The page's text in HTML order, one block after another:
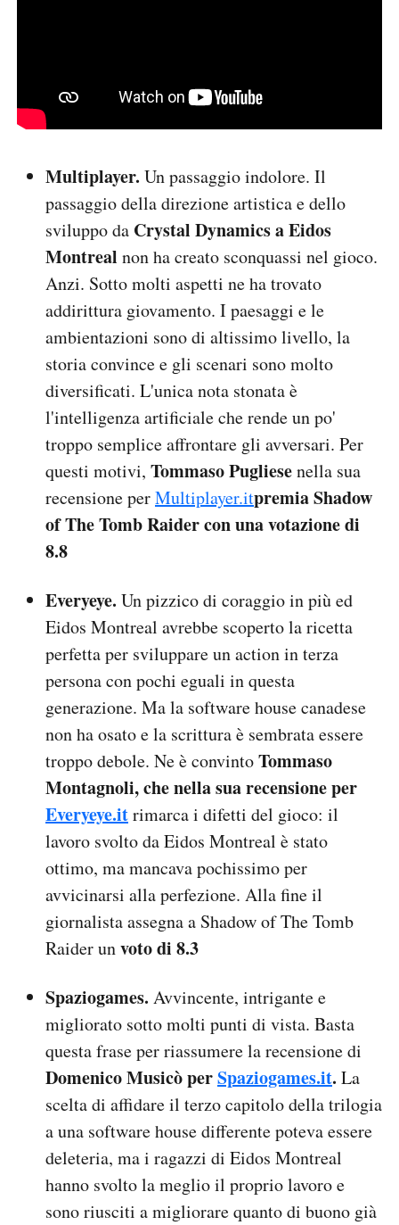
Multiplayer. Un passaggio indolore. Il
passaggio della direzione artistica e dello
sviluppo da Crystal Dynamics a Eidos
Montreal non ha creato sconquassi nel gioco.
Anzi. Sotto molti aspetti ne ha trovato
addirittura giovamento. I paesaggi e le
ambientazioni sono di altissimo livello, la
storia convince e gli scenari sono molto
diversificati. L'unica nota stonata è
l'intelligenza artificiale che rende un po'
troppo semplice affrontare gli avversari. Per
questi motivi, Tommaso Pugliesenella sua
recensione perMultiplayer.itpremia Shadow
of The Tomb Raider con una votazione di
8.8
Everyeye. Un pizzico di coraggio in più ed
Eidos Montreal avrebbe scoperto la ricetta
perfetta per sviluppare un action in terza
persona con pochi eguali in questa
generazione. Ma la software house canadese
non ha osato e la scrittura è sembrata essere
troppo debole. Ne è convintoTommaso
Montagnoli, che nella sua recensione per
Everyeye.itrimarca i difetti del gioco: il
lavoro svolto da Eidos Montreal è stato
ottimo, ma mancava pochissimo per
avvicinarsi alla perfezione. Alla fine il
giornalista assegna a Shadow of The Tomb
Raider unvoto di 8.3
Spaziogames. Avvincente, intrigante e
migliorato sotto molti punti di vista. Basta
questa frase per riassumere la recensione di
Domenico Musicò perSpaziogames.it. La
scelta di affidare il terzo capitolo della trilogia
a una software house differente poteva essere
deleteria, ma i ragazzi di Eidos Montreal
hanno svolto la meglio il proprio lavoro e
sono riusciti a migliorare quanto di buono già